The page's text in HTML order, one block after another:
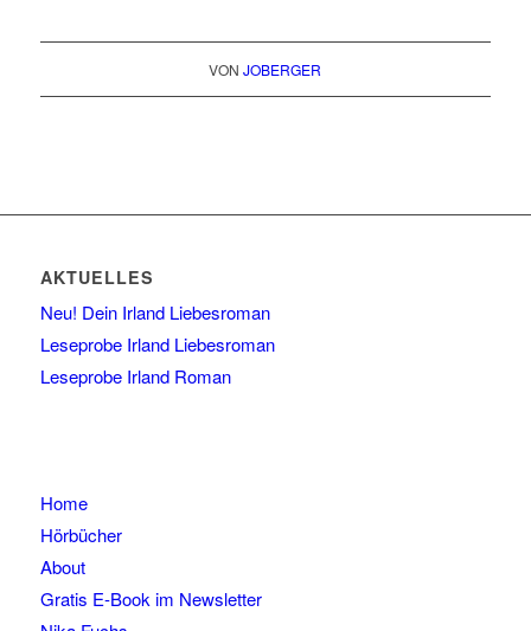
VONJOBERGER
AKTUELLES
Neu! Dein Irland Liebesroman
Leseprobe Irland Liebesroman
Leseprobe Irland Roman
Home
Hörbücher
About
Gratis E-Book im Newsletter